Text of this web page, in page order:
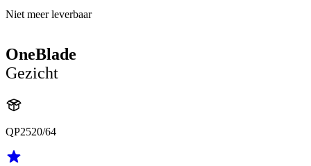
Niet meer leverbaar
OneBlade
Gezicht
QP2520/64